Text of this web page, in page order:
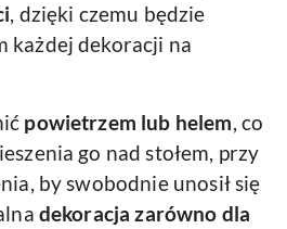
, dzięki czemu będzie
każdej dekoracji na
powietrzem lub helem, co
go nad stołem, przy
by swobodnie unosił się
dekoracja zarówno dla